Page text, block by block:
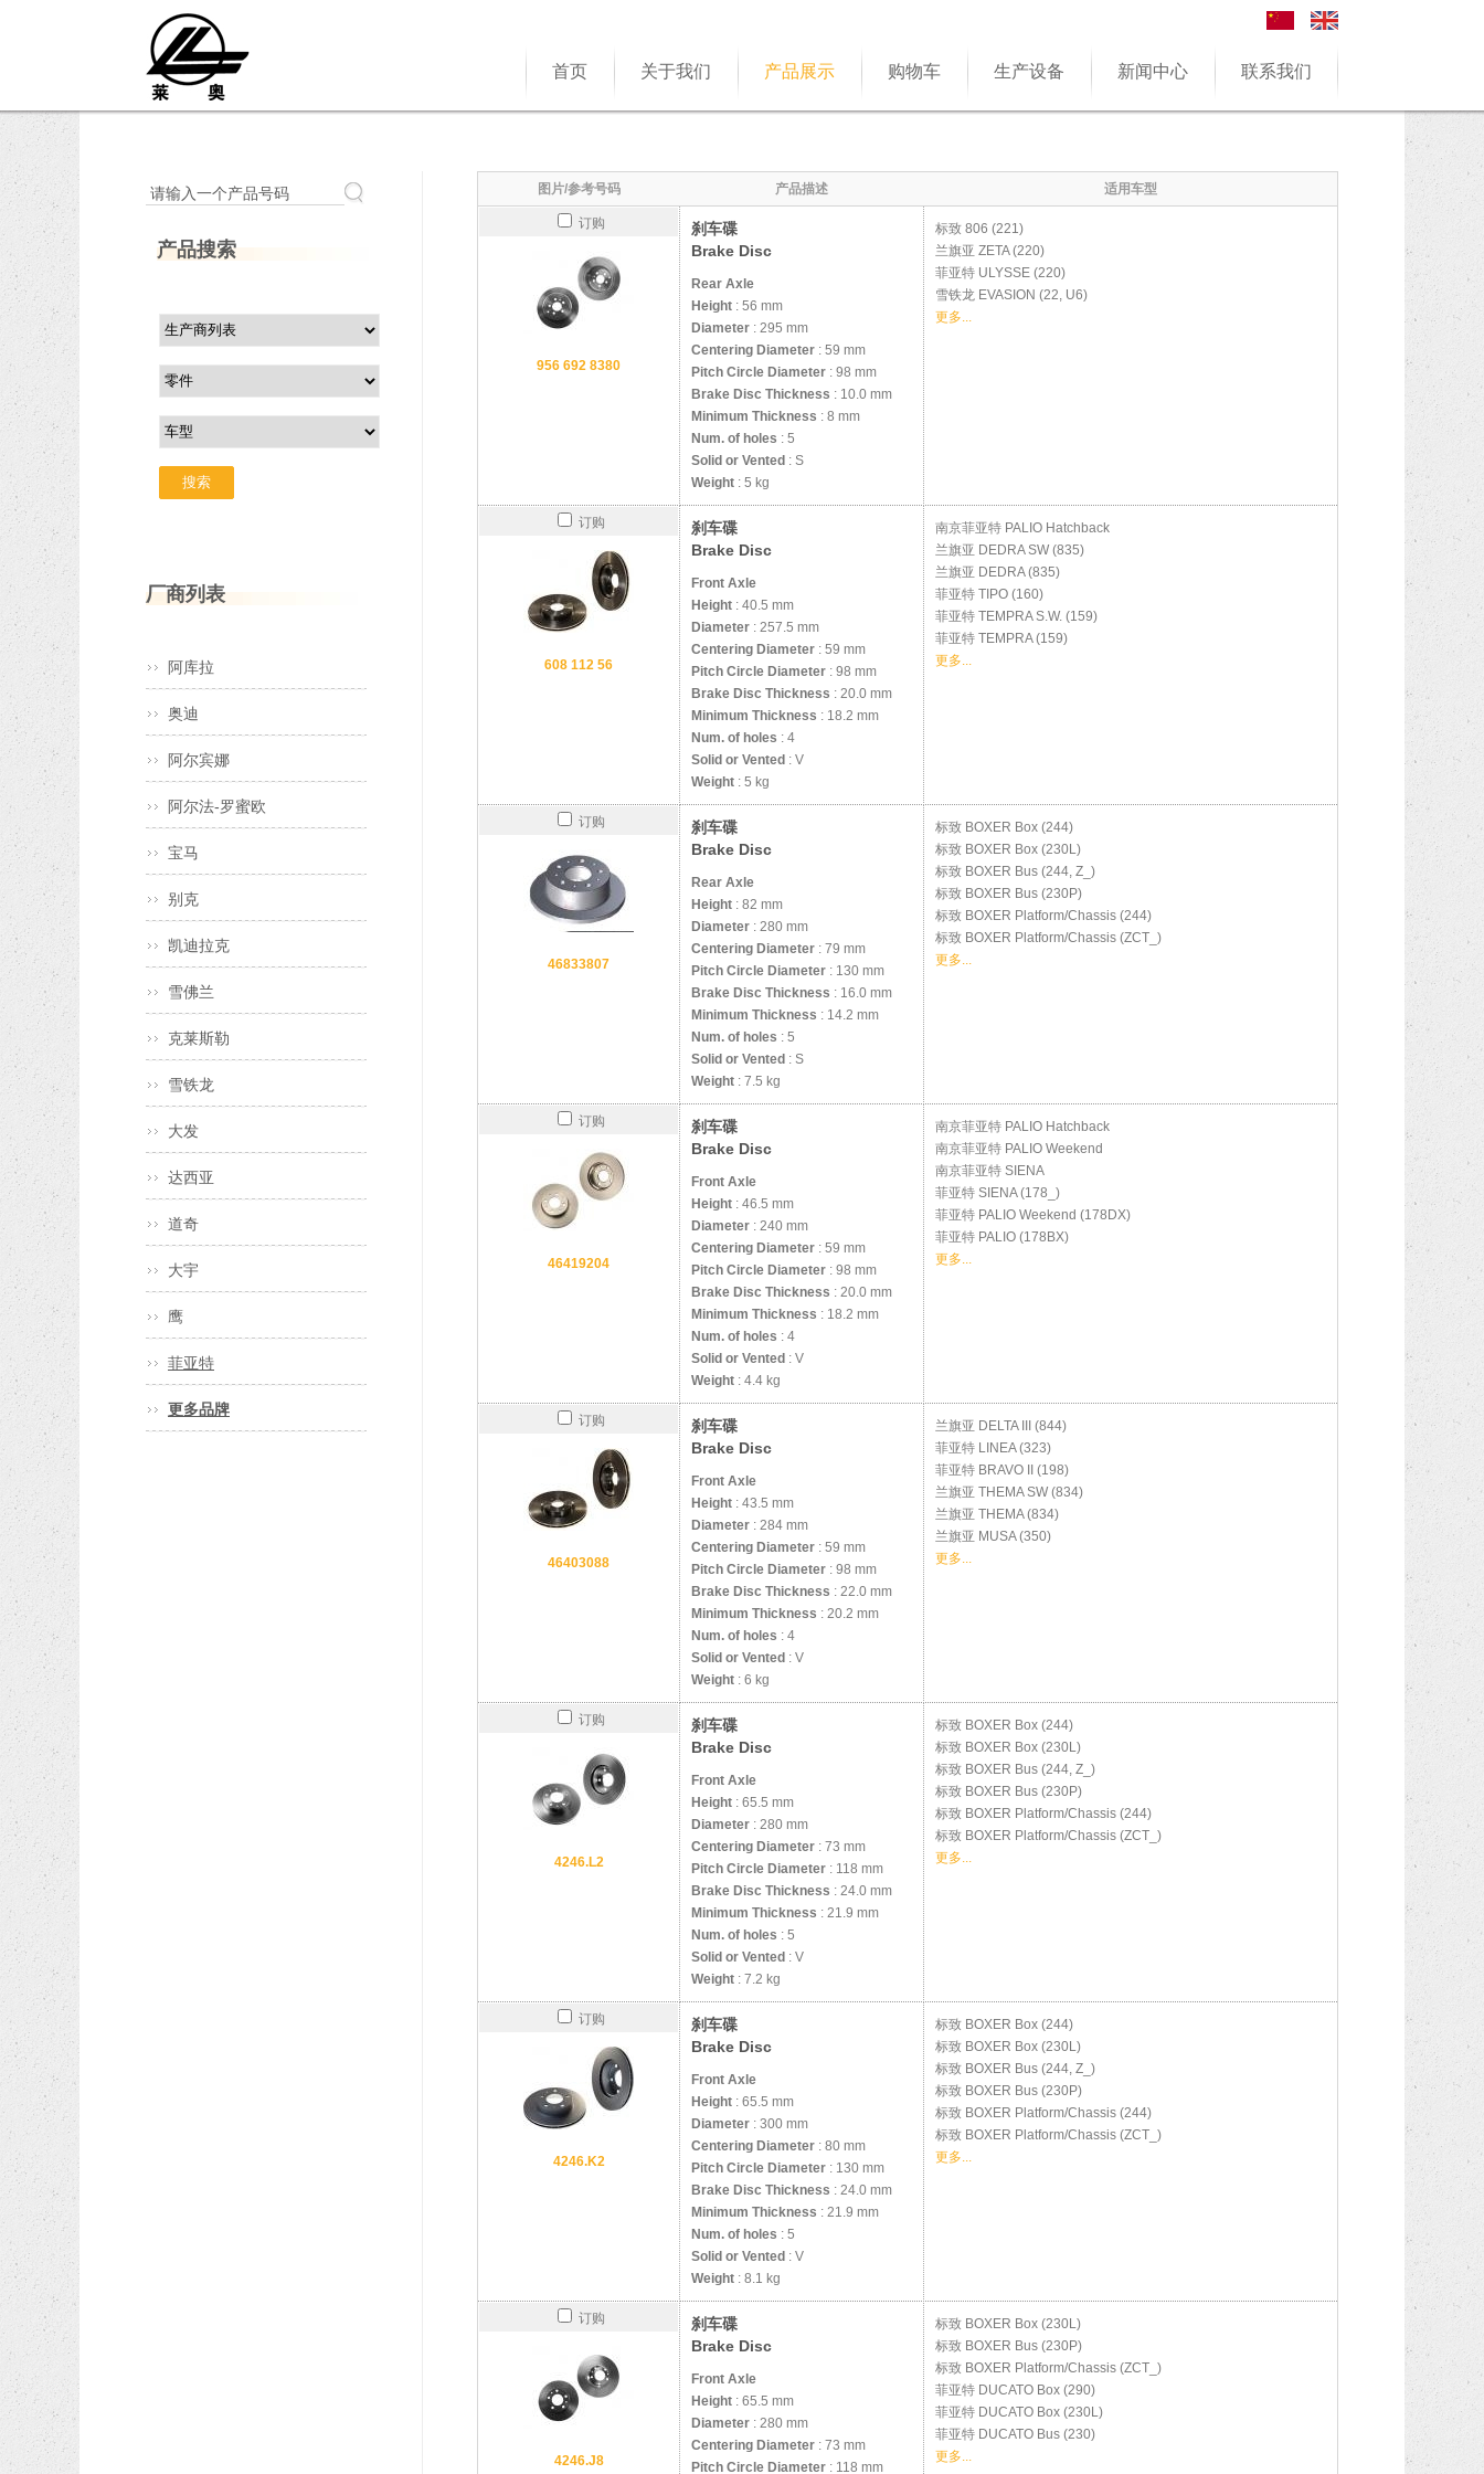
首页 关于我们 产品展示 购物车 生产设备 新闻中心 联系我们
图片/参考号码 产品描述 适用车型
订购
956 692 8380
刹车碟
Brake Disc
Rear Axle
Height : 56 mm
Diameter : 295 mm
Centering Diameter : 59 mm
Pitch Circle Diameter : 98 mm
Brake Disc Thickness : 10.0 mm
Minimum Thickness : 8 mm
Num. of holes : 5
Solid or Vented : S
Weight : 5 kg
标致 806 (221)
兰旗亚 ZETA (220)
菲亚特 ULYSSE (220)
雪铁龙 EVASION (22, U6)
更多...
订购
608 112 56
刹车碟
Brake Disc
Front Axle
Height : 40.5 mm
Diameter : 257.5 mm
Centering Diameter : 59 mm
Pitch Circle Diameter : 98 mm
Brake Disc Thickness : 20.0 mm
Minimum Thickness : 18.2 mm
Num. of holes : 4
Solid or Vented : V
Weight : 5 kg
南京菲亚特 PALIO Hatchback
兰旗亚 DEDRA SW (835)
兰旗亚 DEDRA (835)
菲亚特 TIPO (160)
菲亚特 TEMPRA S.W. (159)
菲亚特 TEMPRA (159)
更多...
订购
46833807
刹车碟
Brake Disc
Rear Axle
Height : 82 mm
Diameter : 280 mm
Centering Diameter : 79 mm
Pitch Circle Diameter : 130 mm
Brake Disc Thickness : 16.0 mm
Minimum Thickness : 14.2 mm
Num. of holes : 5
Solid or Vented : S
Weight : 7.5 kg
标致 BOXER Box (244)
标致 BOXER Box (230L)
标致 BOXER Bus (244, Z_)
标致 BOXER Bus (230P)
标致 BOXER Platform/Chassis (244)
标致 BOXER Platform/Chassis (ZCT_)
更多...
订购
46419204
刹车碟
Brake Disc
Front Axle
Height : 46.5 mm
Diameter : 240 mm
Centering Diameter : 59 mm
Pitch Circle Diameter : 98 mm
Brake Disc Thickness : 20.0 mm
Minimum Thickness : 18.2 mm
Num. of holes : 4
Solid or Vented : V
Weight : 4.4 kg
南京菲亚特 PALIO Hatchback
南京菲亚特 PALIO Weekend
南京菲亚特 SIENA
菲亚特 SIENA (178_)
菲亚特 PALIO Weekend (178DX)
菲亚特 PALIO (178BX)
更多...
订购
46403088
刹车碟
Brake Disc
Front Axle
Height : 43.5 mm
Diameter : 284 mm
Centering Diameter : 59 mm
Pitch Circle Diameter : 98 mm
Brake Disc Thickness : 22.0 mm
Minimum Thickness : 20.2 mm
Num. of holes : 4
Solid or Vented : V
Weight : 6 kg
兰旗亚 DELTA III (844)
菲亚特 LINEA (323)
菲亚特 BRAVO II (198)
兰旗亚 THEMA SW (834)
兰旗亚 THEMA (834)
兰旗亚 MUSA (350)
更多...
订购
4246.L2
刹车碟
Brake Disc
Front Axle
Height : 65.5 mm
Diameter : 280 mm
Centering Diameter : 73 mm
Pitch Circle Diameter : 118 mm
Brake Disc Thickness : 24.0 mm
Minimum Thickness : 21.9 mm
Num. of holes : 5
Solid or Vented : V
Weight : 7.2 kg
标致 BOXER Box (244)
标致 BOXER Box (230L)
标致 BOXER Bus (244, Z_)
标致 BOXER Bus (230P)
标致 BOXER Platform/Chassis (244)
标致 BOXER Platform/Chassis (ZCT_)
更多...
订购
4246.K2
刹车碟
Brake Disc
Front Axle
Height : 65.5 mm
Diameter : 300 mm
Centering Diameter : 80 mm
Pitch Circle Diameter : 130 mm
Brake Disc Thickness : 24.0 mm
Minimum Thickness : 21.9 mm
Num. of holes : 5
Solid or Vented : V
Weight : 8.1 kg
标致 BOXER Box (244)
标致 BOXER Box (230L)
标致 BOXER Bus (244, Z_)
标致 BOXER Bus (230P)
标致 BOXER Platform/Chassis (244)
标致 BOXER Platform/Chassis (ZCT_)
更多...
订购
4246.J8
刹车碟
Brake Disc
Front Axle
Height : 65.5 mm
Diameter : 280 mm
Centering Diameter : 73 mm
Pitch Circle Diameter : 118 mm
标致 BOXER Box (230L)
标致 BOXER Bus (230P)
标致 BOXER Platform/Chassis (ZCT_)
菲亚特 DUCATO Box (290)
菲亚特 DUCATO Box (230L)
菲亚特 DUCATO Bus (230)
更多...
请输入一个产品号码
产品搜索
厂商列表
阿库拉
奥迪
阿尔宾娜
阿尔法-罗蜜欧
宝马
别克
凯迪拉克
雪佛兰
克莱斯勒
雪铁龙
大发
达西亚
道奇
大宇
鹰
菲亚特
更多品牌